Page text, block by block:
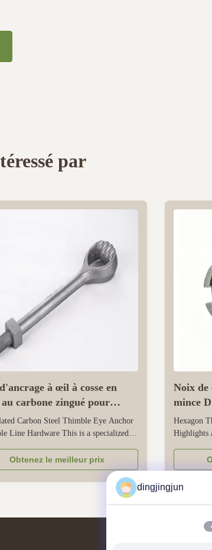
par
à œil à cosse en
carbone zingué pour
de ligne de poteaux
Carbon Steel Thimble Eye Anchor
Line Hardware This is a specialized
overhead power, communication, and
on power poles. Its galvanized layer
protective layer that can resist mild
Obtenez le meilleur prix
Noix de
mince
Hexagon
Highlights
Precision-
castle
dingjingjun